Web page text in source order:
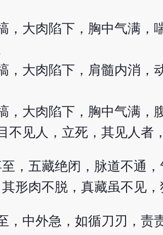
，大肉陷下，胸中气满，
，大肉陷下，肩髓内消，
，大肉陷下，胸中气满，
不见人，立死，其见人者
，五藏绝闭，脉道不通
形肉不脱，真藏虽不见，
，中外急，如循刀刃，责